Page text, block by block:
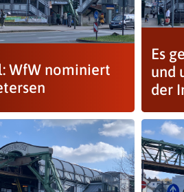
WfW nominiert
Es
und
der